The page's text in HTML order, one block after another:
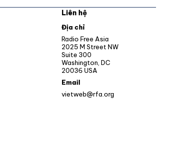
Liên hệ
Địa chỉ
Radio Free Asia
2025 M Street NW
Suite 300
Washington, DC
20036 USA
Email
vietweb@rfa.org